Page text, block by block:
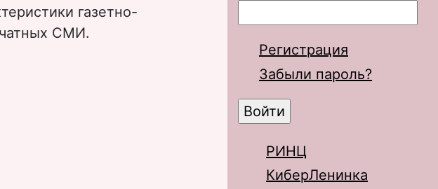
газетно-
СМИ.
Регистрация
Забыли пароль?
РИНЦ
КиберЛенинка